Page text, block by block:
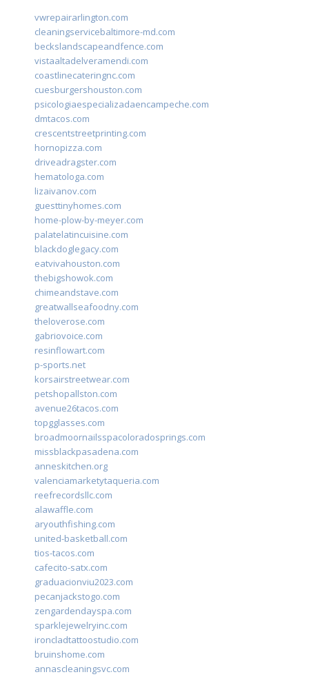
vwrepairarlington.com
cleaningservicebaltimore-md.com
beckslandscapeandfence.com
vistaaltadelveramendi.com
coastlinecateringnc.com
cuesburgershouston.com
psicologiaespecializadaencampeche.com
dmtacos.com
crescentstreetprinting.com
hornopizza.com
driveadragster.com
hematologa.com
lizaivanov.com
guesttinyhomes.com
home-plow-by-meyer.com
palatelatincuisine.com
blackdoglegacy.com
eatvivahouston.com
thebigshowok.com
chimeandstave.com
greatwallseafoodny.com
theloverose.com
gabriovoice.com
resinflowart.com
p-sports.net
korsairstreetwear.com
petshopallston.com
avenue26tacos.com
topgglasses.com
broadmoornailsspacoloradosprings.com
missblackpasadena.com
anneskitchen.org
valenciamarketytaqueria.com
reefrecordsllc.com
alawaffle.com
aryouthfishing.com
united-basketball.com
tios-tacos.com
cafecito-satx.com
graduacionviu2023.com
pecanjackstogo.com
zengardendayspa.com
sparklejewelryinc.com
ironcladtattoostudio.com
bruinshome.com
annascleaningsvc.com